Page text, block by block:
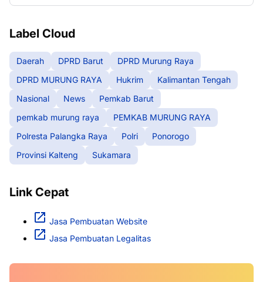
Label Cloud
Daerah DPRD Barut
DPRD Murung Raya
DPRD MURUNG RAYA
Hukrim
Kalimantan Tengah
Nasional
News
Pemkab Barut
pemkab murung raya
PEMKAB MURUNG RAYA
Polresta Palangka Raya
Polri
Ponorogo
Provinsi Kalteng
Sukamara
Link Cepat
Jasa Pembuatan Website
Jasa Pembuatan Legalitas